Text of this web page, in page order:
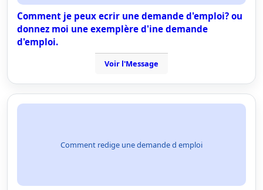
Comment je peux ecrir une demande d'emploi? ou
donnez moi une exemplère d'ine demande
d'emploi.
Voir l'Message
Comment redige une demande d emploi